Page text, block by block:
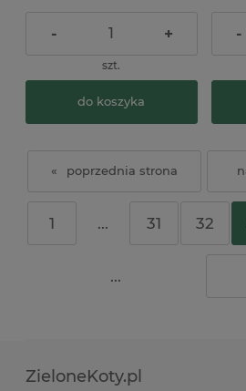
- +
szt.
do koszyka
-
«
1 ... 31 32
...
ZieloneKoty.pl